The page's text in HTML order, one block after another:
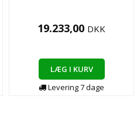
19.233,00 DKK
LÆG I KURV
Levering7dage